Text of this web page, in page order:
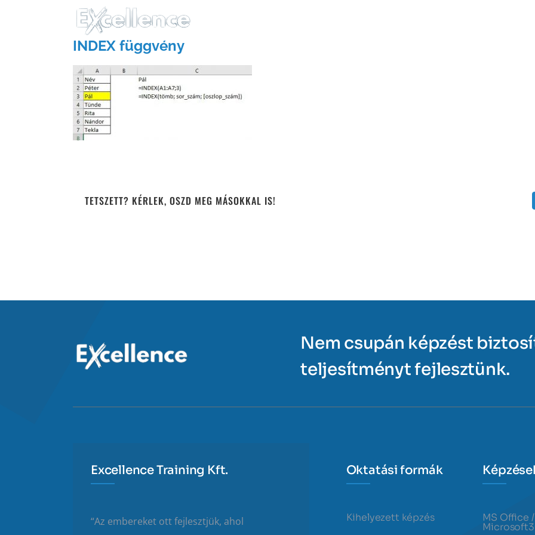
INDEX függvény
TETSZETT? KÉRLEK, OSZD MEG MÁSOKKAL IS!
Nem csupán képzést
teljesítményt fejlesztünk.
Excellence Training Kft.
“Az embereket ott fejlesztjük, ahol
Oktatási formák
Kihelyezett képzés MS Office /